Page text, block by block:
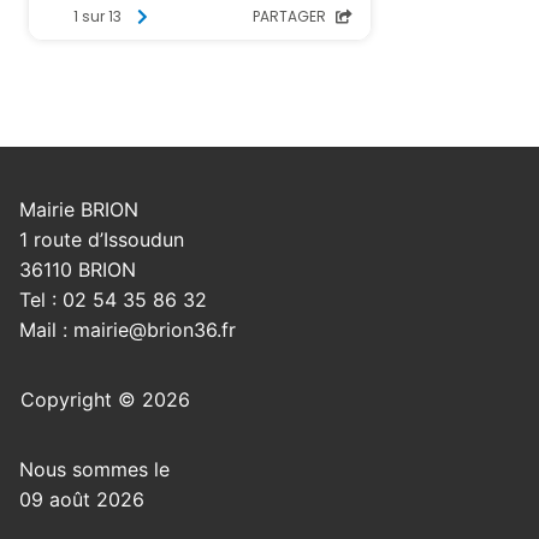
Mairie BRION
1 route d’Issoudun
36110 BRION
Tel : 02 54 35 86 32
Mail : mairie@brion36.fr
Copyright © 2026
Nous sommes le
09 août 2026